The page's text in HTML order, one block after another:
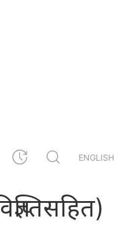
ENGLISH